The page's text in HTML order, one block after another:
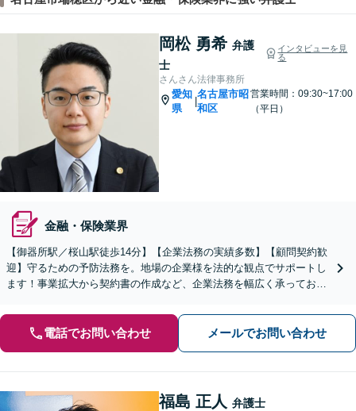
岡松 勇希 弁護
士
インタビューを見
る
さんさん法律事務所
愛知
県
名古屋市昭
和区
営業時間：09:30~17:00
（平日）
金融・保険業界
【御器所駅／桜山駅徒歩14分】【企業法務の実績多数】【顧問契約歓
迎】守るための予防法務を。地場の企業様を法的な観点でサポートし
ます！事業拡大から契約書の作成など、企業法務を幅広く承っており
電話でお問い合わせ メールでお問い合わせ
福島 正人 弁護士